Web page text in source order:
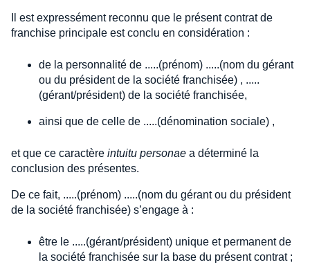
Il est expressément reconnu que le présent contrat de
franchise principale est conclu en considération :
de la personnalité de .....(prénom) .....(nom du gérant
ou du président de la société franchisée) , .....
(gérant/président) de la société franchisée,
ainsi que de celle de .....(dénomination sociale) ,
et que ce caractère intuitu personae a déterminé la
conclusion des présentes.
De ce fait, .....(prénom) .....(nom du gérant ou du président
de la société franchisée) s’engage à :
être le .....(gérant/président) unique et permanent de
la société franchisée sur la base du présent contrat ;